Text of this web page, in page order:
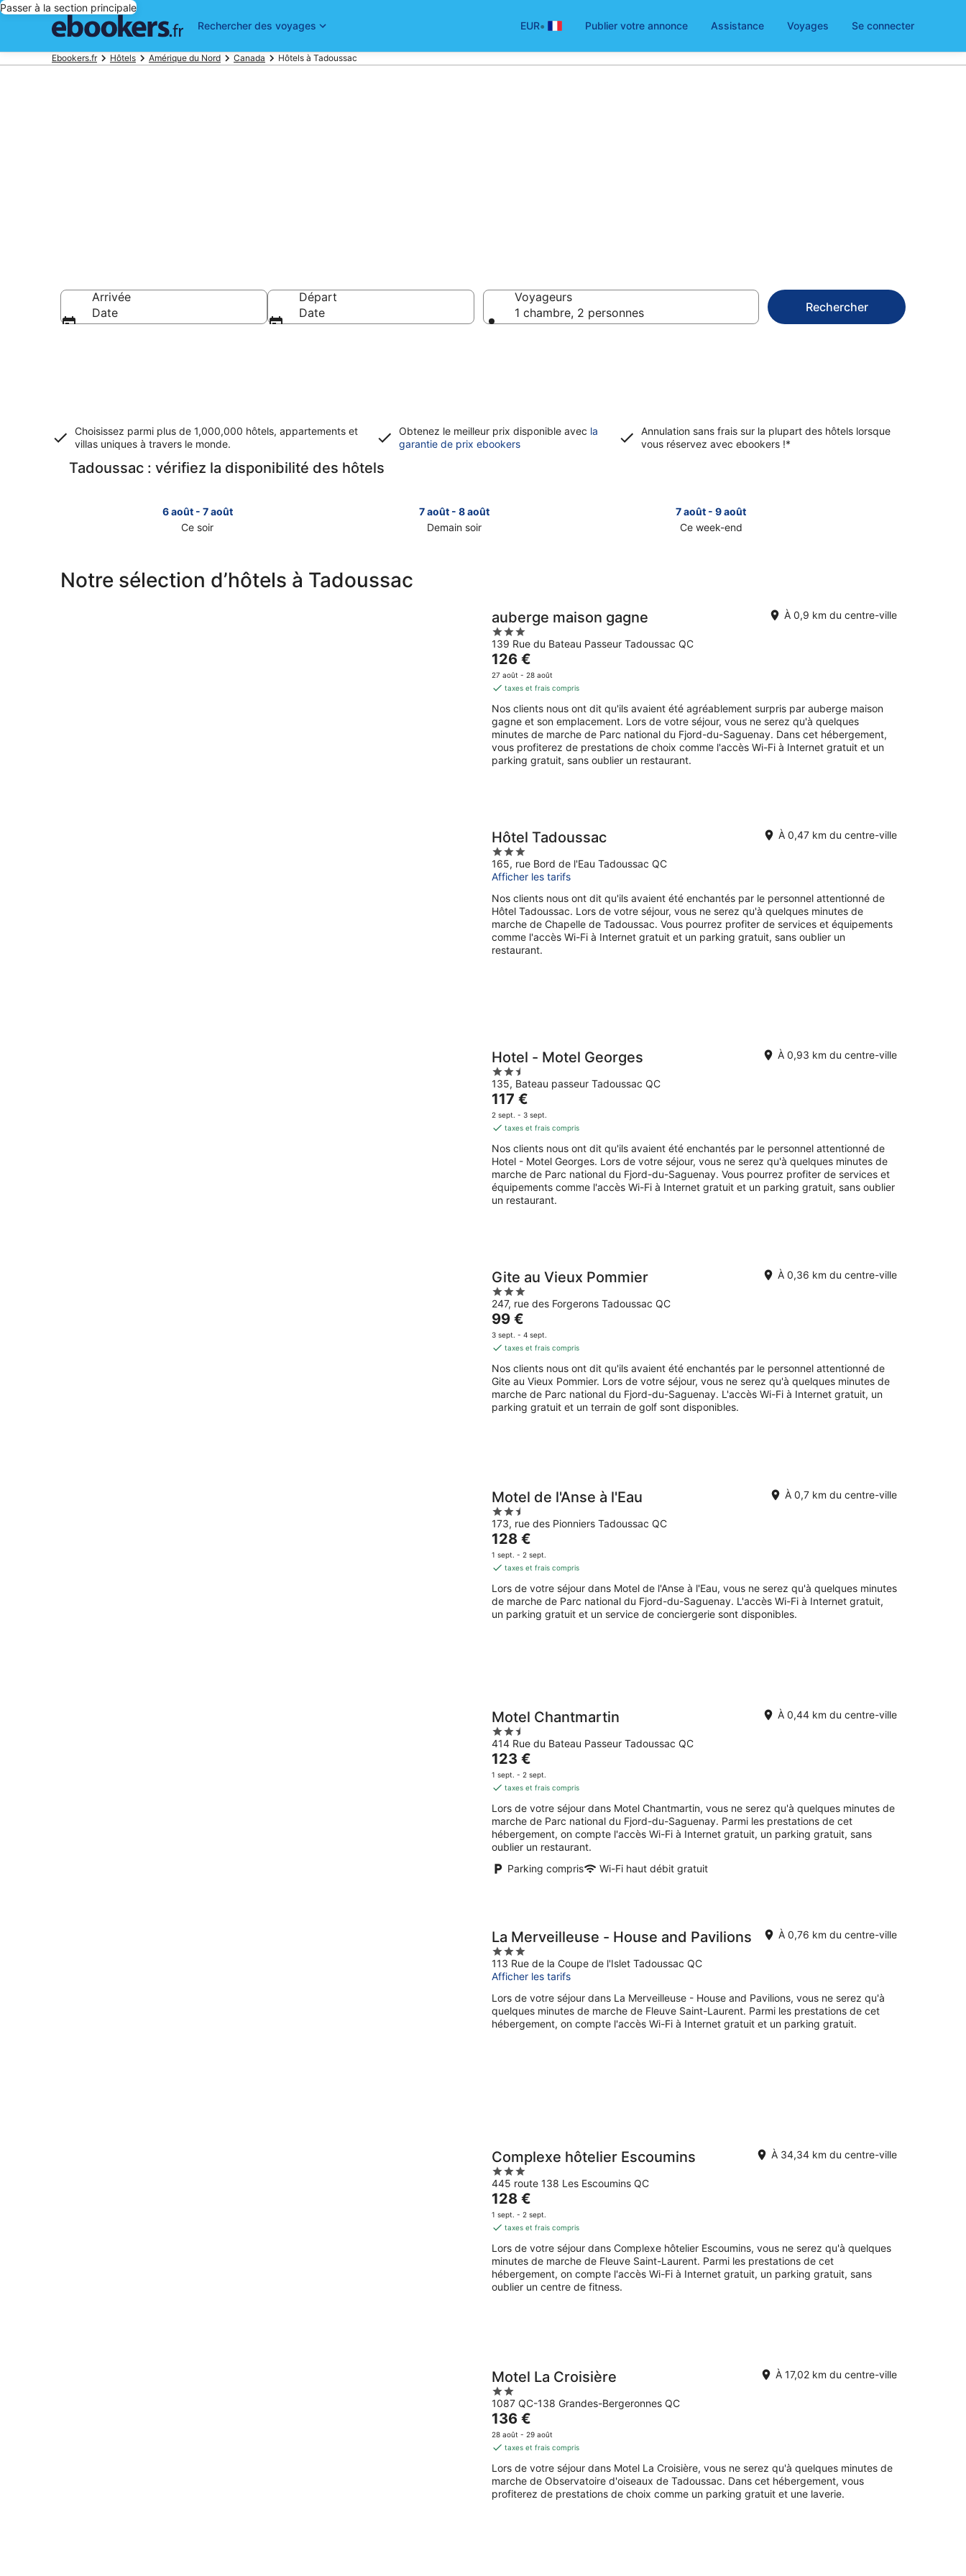
Passer à la section principale
Rechercher des voyages
EUR• Publier votre annonce Assistance Voyages Se connecter
Ebookers.fr Hôtels Amérique du Nord Canada Hôtels à Tadoussac
Arrivée
Date
Départ
Date
Voyageurs
1 chambre, 2 personnes
Rechercher
Choisissez parmi plus de 1,000,000 hôtels, appartements et
villas uniques à travers le monde.
Obtenez le meilleur prix disponible avec la
garantie de prix ebookersS’ouvre
Annulation sans frais sur la plupart des hôtels lorsque
vous réservez avec ebookers !*
Tadoussac : vérifiez la disponibilité des hôtels
6 août - 7 août
Ce soir
à
7 août - 8 août
Demain soir
prix
à
7 août - 9 août
Ce week-end
pour
ce
week-
9
août
pour
-
16
août
Notre sélection d’hôtels à Tadoussac
auberge maison gagne
3
out
of
5
139 Rue du Bateau Passeur Tadoussac QC
À 0,9 km du centre-ville
Le
prix
est
126 €
par
nuit
126 €
27 août - 28 août
taxes et frais compris
Nos clients nous ont dit qu'ils avaient été agréablement surpris par auberge maison
gagne et son emplacement. Lors de votre séjour, vous ne serez qu'à quelques
minutes de marche de Parc national du Fjord-du-Saguenay. Dans cet hébergement,
vous profiterez de prestations de choix comme l'accès Wi-Fi à Internet gratuit et un
parking gratuit, sans oublier un restaurant.
Hôtel Tadoussac
3
out
of
5
165, rue Bord de l'Eau Tadoussac QC
À 0,47 km du centre-ville
Afficher les tarifs
Nos clients nous ont dit qu'ils avaient été enchantés par le personnel attentionné de
Hôtel Tadoussac. Lors de votre séjour, vous ne serez qu'à quelques minutes de
marche de Chapelle de Tadoussac. Vous pourrez profiter de services et équipements
comme l'accès Wi-Fi à Internet gratuit et un parking gratuit, sans oublier un
restaurant.
Hotel - Motel Georges
2.5
out
of
5
135, Bateau passeur Tadoussac QC
À 0,93 km du centre-ville
Le
prix
est
117 €
par
nuit
117 €
2 sept. - 3 sept.
taxes et frais compris
Nos clients nous ont dit qu'ils avaient été enchantés par le personnel attentionné de
Hotel - Motel Georges. Lors de votre séjour, vous ne serez qu'à quelques minutes de
marche de Parc national du Fjord-du-Saguenay. Vous pourrez profiter de services et
équipements comme l'accès Wi-Fi à Internet gratuit et un parking gratuit, sans oublier
un restaurant.
Gite au Vieux Pommier
3
out
of
5
247, rue des Forgerons Tadoussac QC
À 0,36 km du centre-ville
Le
prix
est
99 €
par
nuit
99 €
3 sept. - 4 sept.
taxes et frais compris
Nos clients nous ont dit qu'ils avaient été enchantés par le personnel attentionné de
Gite au Vieux Pommier. Lors de votre séjour, vous ne serez qu'à quelques minutes de
marche de Parc national du Fjord-du-Saguenay. L'accès Wi-Fi à Internet gratuit, un
parking gratuit et un terrain de golf sont disponibles.
Motel de l'Anse à l'Eau
2.5
out
of
5
173, rue des Pionniers Tadoussac QC
À 0,7 km du centre-ville
Le
prix
est
128 €
par
nuit
128 €
1 sept. - 2 sept.
taxes et frais compris
Lors de votre séjour dans Motel de l'Anse à l'Eau, vous ne serez qu'à quelques minutes
de marche de Parc national du Fjord-du-Saguenay. L'accès Wi-Fi à Internet gratuit,
un parking gratuit et un service de conciergerie sont disponibles.
Motel Chantmartin
2.5
out
of
5
414 Rue du Bateau Passeur Tadoussac QC
À 0,44 km du centre-ville
Le
prix
est
123 €
par
nuit
123 €
1 sept. - 2 sept.
taxes et frais compris
Lors de votre séjour dans Motel Chantmartin, vous ne serez qu'à quelques minutes de
marche de Parc national du Fjord-du-Saguenay. Parmi les prestations de cet
hébergement, on compte l'accès Wi-Fi à Internet gratuit, un parking gratuit, sans
oublier un restaurant.
Parking compris
Wi-Fi haut débit gratuit
La Merveilleuse - House and Pavilions
3
out
of
5
113 Rue de la Coupe de l'Islet Tadoussac QC
À 0,76 km du centre-ville
Afficher les tarifs
Lors de votre séjour dans La Merveilleuse - House and Pavilions, vous ne serez qu'à
quelques minutes de marche de Fleuve Saint-Laurent. Parmi les prestations de cet
hébergement, on compte l'accès Wi-Fi à Internet gratuit et un parking gratuit.
Complexe hôtelier Escoumins
3
out
of
5
445 route 138 Les Escoumins QC
À 34,34 km du centre-ville
Le
prix
est
128 €
par
nuit
128 €
1 sept. - 2 sept.
taxes et frais compris
Lors de votre séjour dans Complexe hôtelier Escoumins, vous ne serez qu'à quelques
minutes de marche de Fleuve Saint-Laurent. Parmi les prestations de cet
hébergement, on compte l'accès Wi-Fi à Internet gratuit, un parking gratuit, sans
oublier un centre de fitness.
Motel La Croisière
2
out
of
5
1087 QC-138 Grandes-Bergeronnes QC
À 17,02 km du centre-ville
Le
prix
est
136 €
par
nuit
136 €
28 août - 29 août
taxes et frais compris
Lors de votre séjour dans Motel La Croisière, vous ne serez qu'à quelques minutes de
marche de Observatoire d'oiseaux de Tadoussac. Dans cet hébergement, vous
profiterez de prestations de choix comme un parking gratuit et une laverie.